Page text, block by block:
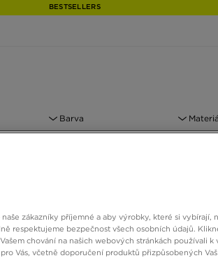
BESTSELLERS
Barva
zákazníky příjemné a aby výrobky, které si vybírají,
respektujeme bezpečnost všech osobních údajů.
chování na našich webových stránkách používali k
Vás, včetně doporučení produktů přizpůsobených